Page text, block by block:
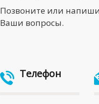
Позвоните или
Ваши вопросы.
Телефон